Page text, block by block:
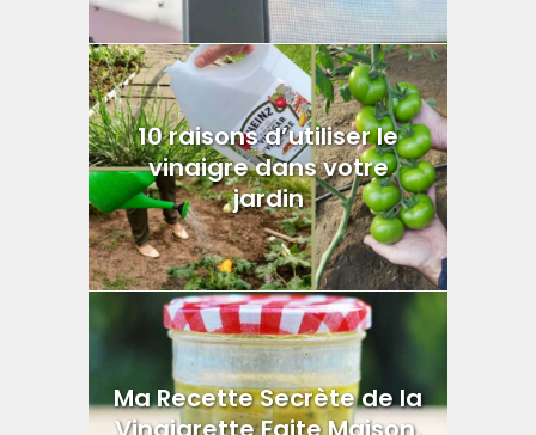
10 raisons d’utiliser le
vinaigre dans votre
jardin
Ma Recette Secrète de la